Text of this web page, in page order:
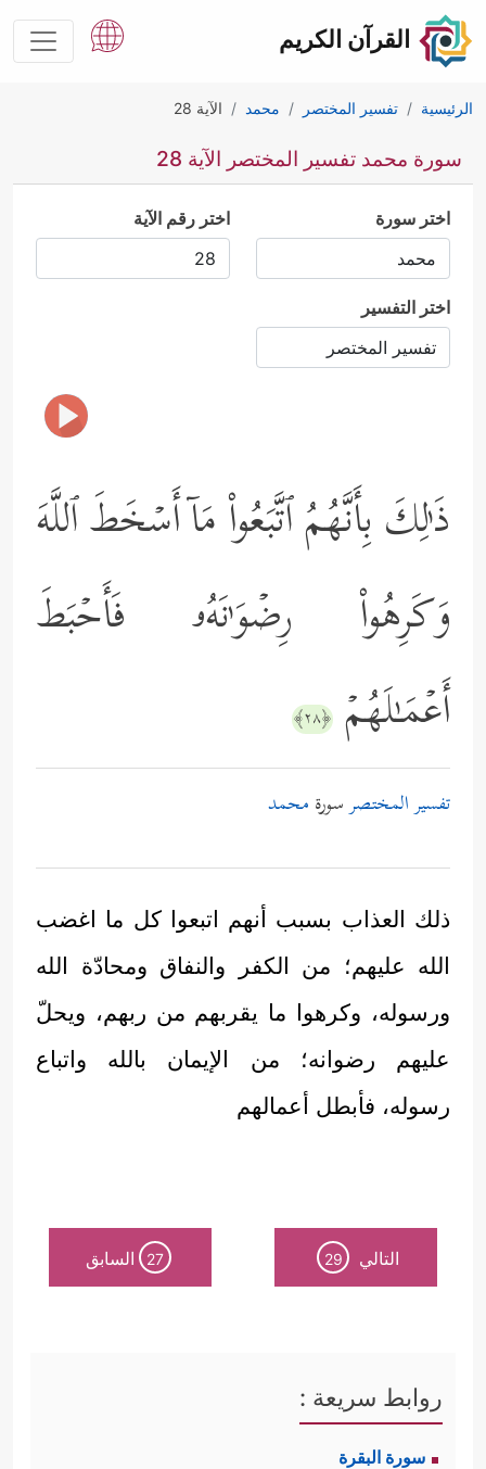
القرآن الكريم
الرئيسية تفسير المختصر محمد الآية 28
سورة محمد تفسير المختصر الآية 28
اختر سورة اختر رقم الآية
اختر التفسير
ذَ ٰ⁠لِكَ بِأَنَّهُمُ ٱتَّبَعُواْ مَاۤ أَسۡخَطَ ٱللَّهَ
وَكَرِهُواْ رِضۡوَ ٰ⁠نَهُۥ فَأَحۡبَطَ
أَعۡمَـٰلَهُمۡ ﴿٢٨﴾
تفسير المختصرسورة محمد
ذلك العذاب بسبب أنهم اتبعوا كل ما اغضب
الله عليهم؛ من الكفر والنفاق ومحادّة الله
ورسوله، وكرهوا ما يقربهم من ربهم، ويحلّ
عليهم رضوانه؛ من الإيمان بالله واتباع
رسوله، فأبطل أعمالهم
التالي 29
27 السابق
روابط سريعة :
سورة البقرة